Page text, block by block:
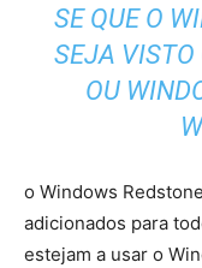
SE QUE O
SEJA VISTO
OU
o Windows
adicionados para
estejam a usar o